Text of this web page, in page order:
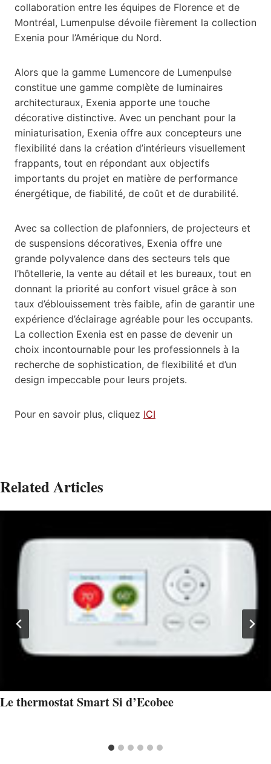
collaboration entre les équipes de Florence et de
Montréal, Lumenpulse dévoile fièrement la collection
Exenia pour l’Amérique du Nord.
Alors que la gamme Lumencore de Lumenpulse
constitue une gamme complète de luminaires
architecturaux, Exenia apporte une touche
décorative distinctive. Avec un penchant pour la
miniaturisation, Exenia offre aux concepteurs une
flexibilité dans la création d’intérieurs visuellement
frappants, tout en répondant aux objectifs
importants du projet en matière de performance
énergétique, de fiabilité, de coût et de durabilité.
Avec sa collection de plafonniers, de projecteurs et
de suspensions décoratives, Exenia offre une
grande polyvalence dans des secteurs tels que
l’hôtellerie, la vente au détail et les bureaux, tout en
donnant la priorité au confort visuel grâce à son
taux d’éblouissement très faible, afin de garantir une
expérience d’éclairage agréable pour les occupants.
La collection Exenia est en passe de devenir un
choix incontournable pour les professionnels à la
recherche de sophistication, de flexibilité et d’un
design impeccable pour leurs projets.
Pour en savoir plus, cliquez ICI
Related Articles
Le thermostat Smart Si d’Ecobee